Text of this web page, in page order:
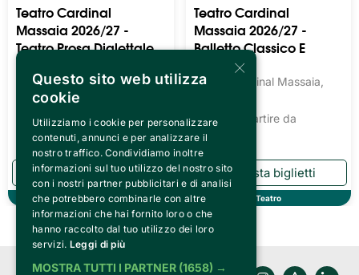
Teatro Cardinal
Massaia 2026/27 -
Teatro Prosa Dialettale
Torino
Biglietti a partire da
13.54€
Teatro
Teatro Cardinal
Massaia 2026/27 -
Balletto Classico E
Moderno
Teatro Cardinal Massaia,
Biglietti a partire da
13.54€
Teatro
×
Questo sito web utilizza
cookie
Utilizziamo i cookie per personalizzare
contenuti, annunci e per analizzare il
nostro traffico. Condividiamo inoltre
informazioni sul tuo utilizzo del nostro sito
con i nostri partner pubblicitari e di analisi
che potrebbero combinarle con altre
informazioni che hai fornito loro o che
hanno raccolto dal tuo utilizzo dei loro
servizi. Leggi di più
MOSTRA TUTTI I PARTNER (1658) →